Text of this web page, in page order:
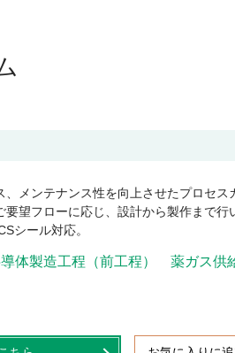
、メンテナンス性を向上させたプロセス
要望フローに応じ、設計から製作まで行
シール対応。
体製造工程（前工程） 薬ガス供